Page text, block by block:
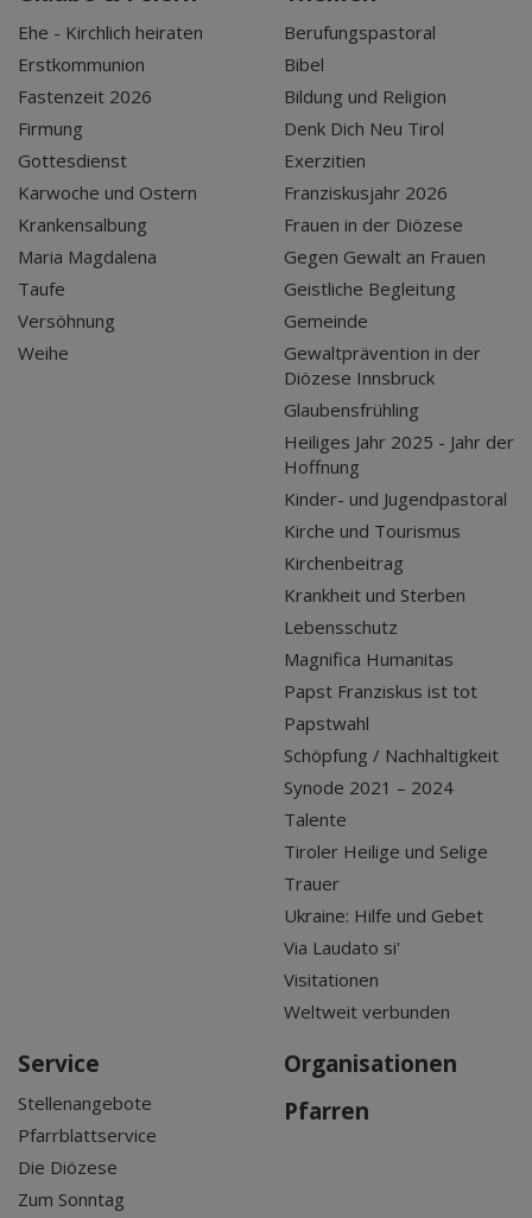
Ehe - Kirchlich heiraten
Erstkommunion
Fastenzeit 2026
Firmung
Gottesdienst
Karwoche und Ostern
Krankensalbung
Maria Magdalena
Taufe
Versöhnung
Weihe
Berufungspastoral
Bibel
Bildung und Religion
Denk Dich Neu Tirol
Exerzitien
Franziskusjahr 2026
Frauen in der Diözese
Gegen Gewalt an Frauen
Geistliche Begleitung
Gemeinde
Gewaltprävention in der
Diözese Innsbruck
Glaubensfrühling
Heiliges Jahr 2025 - Jahr der
Hoffnung
Kinder- und Jugendpastoral
Kirche und Tourismus
Kirchenbeitrag
Krankheit und Sterben
Lebensschutz
Magnifica Humanitas
Papst Franziskus ist tot
Papstwahl
Schöpfung / Nachhaltigkeit
Synode 2021 – 2024
Talente
Tiroler Heilige und Selige
Trauer
Ukraine: Hilfe und Gebet
Via Laudato si'
Visitationen
Weltweit verbunden
Service
Stellenangebote
Pfarrblattservice
Die Diözese
Zum Sonntag
Organisationen
Pfarren